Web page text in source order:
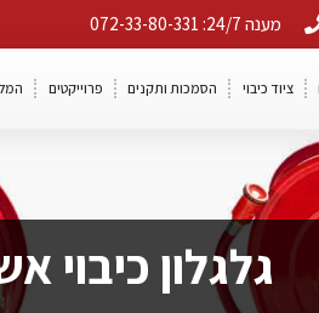
מענה 24/7: 072-33-80-331
ציוד כיבוי הסמכות ותקנים פרוייקטים
גלגלון כיבוי